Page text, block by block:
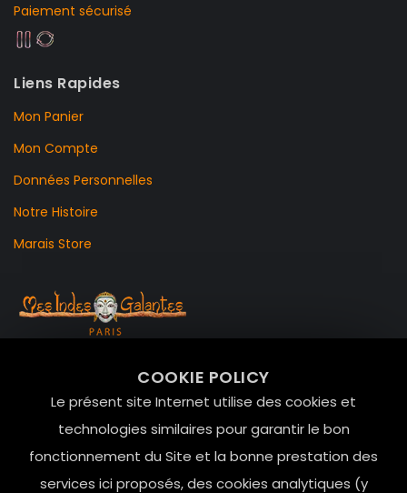
COOKIE POLICY
Le présent site Internet utilise des cookies et
technologies similaires pour garantir le bon
fonctionnement du Site et la bonne prestation des
services ici proposés, des cookies analytiques (y
Paiement sécurisé
Liens Rapides
Mon Panier
Mon Compte
Données Personnelles
Notre Histoire
Marais Store
Le Marais, 75004 Paris
contact@mesindesgalantes.com
01.42.72.42.51